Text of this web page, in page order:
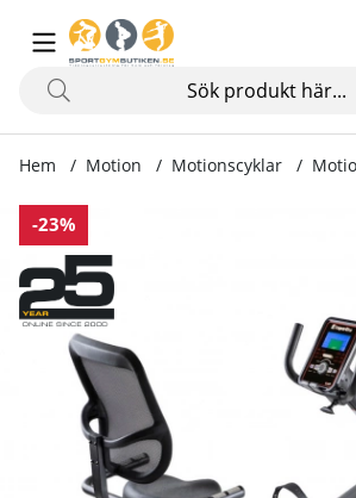
Hem Motion Motionscyklar
-23%
Produktbilder Motionscykel Recumbent